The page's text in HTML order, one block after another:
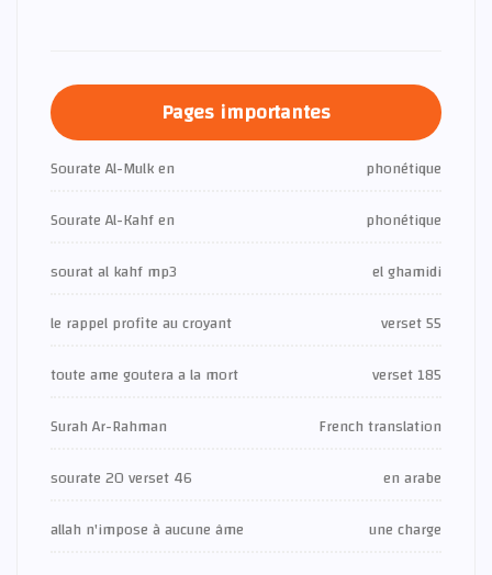
Pages importantes
Sourate Al-Mulk en
phonétique
Sourate Al-Kahf en
phonétique
sourat al kahf mp3
el ghamidi
le rappel profite au croyant
verset 55
toute ame goutera a la mort
verset 185
Surah Ar-Rahman
French translation
sourate 20 verset 46
en arabe
allah n'impose à aucune âme
une charge